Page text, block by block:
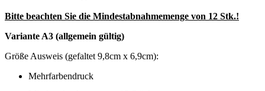
Bitte beachten Sie die Mindestabnahmemenge von 12 Stk.!
Variante A3 (allgemein gültig)
Größe Ausweis (gefaltet 9,8cm x 6,9cm):
Mehrfarbendruck